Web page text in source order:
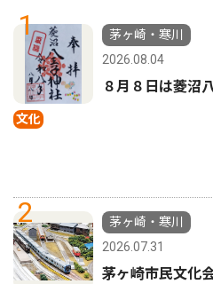
1
文化
茅ヶ崎・寒川
2026.08.04
８月８日は菱沼
2
茅ヶ崎・寒川
2026.07.31
茅ヶ崎市民文